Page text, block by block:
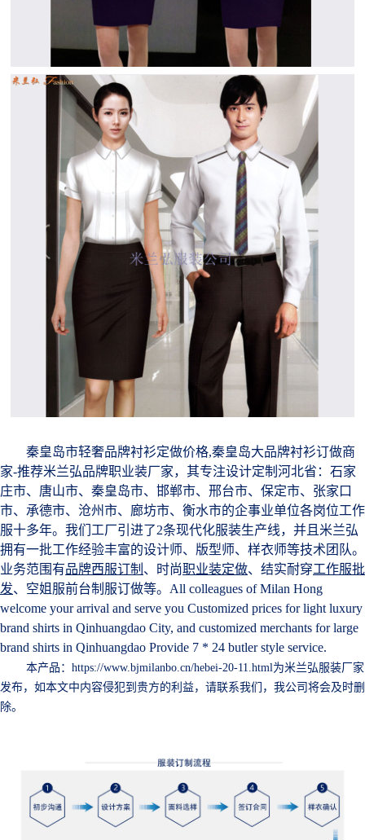
秦皇岛市轻奢品牌衬衫定做价格,秦皇岛大品牌衬衫订做商
家-推荐米兰弘品牌职业装厂家，其专注设计定制河北省：石家
庄市、唐山市、秦皇岛市、邯郸市、邢台市、保定市、张家口
市、承德市、沧州市、廊坊市、衡水市的企事业单位各岗位工作
服十多年。我们工厂引进了2条现代化服装生产线，并且米兰弘
拥有一批工作经验丰富的设计师、版型师、样衣师等技术团队。
业务范围有品牌西服订制 、时尚职业装定做、结实耐穿工作服批
发、空姐服前台制服订做等。All colleagues of Milan Hong
welcome your arrival and serve you Customized prices for light luxury
brand shirts in Qinhuangdao City, and customized merchants for large
brand shirts in Qinhuangdao Provide 7 * 24 butler style service.
本产品：https://www.bjmilanbo.cn/hebei-20-11.html为米兰弘服装厂家
发布，如本文中内容侵犯到贵方的利益，请联系我们，我公司将会及时删
除。